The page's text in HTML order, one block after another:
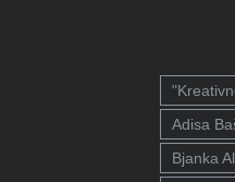
Adisa
Bjanka